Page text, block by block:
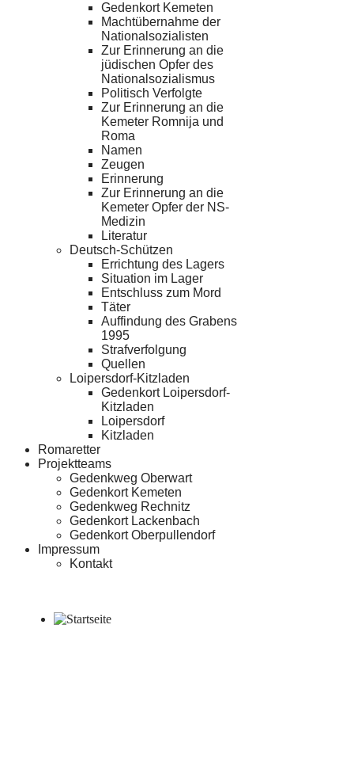
Gedenkort Kemeten
Machtübernahme der
Nationalsozialisten
Zur Erinnerung an die
jüdischen Opfer des
Nationalsozialismus
Politisch Verfolgte
Zur Erinnerung an die
Kemeter Romnija und
Roma
Namen
Zeugen
Erinnerung
Zur Erinnerung an die
Kemeter Opfer der NS-
Medizin
Literatur
Deutsch-Schützen
Errichtung des Lagers
Situation im Lager
Entschluss zum Mord
Täter
Auffindung des Grabens
1995
Strafverfolgung
Quellen
Loipersdorf-Kitzladen
Gedenkort Loipersdorf-
Kitzladen
Loipersdorf
Kitzladen
Romaretter
Projektteams
Gedenkweg Oberwart
Gedenkort Kemeten
Gedenkweg Rechnitz
Gedenkort Lackenbach
Gedenkort Oberpullendorf
Impressum
Kontakt